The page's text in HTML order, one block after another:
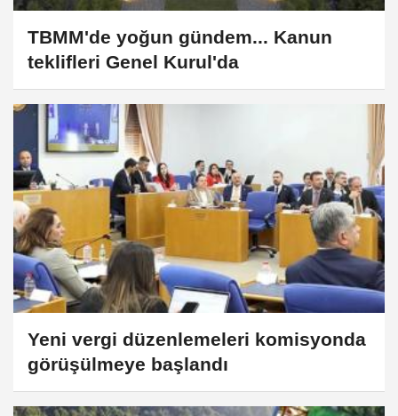
TBMM'de yoğun gündem... Kanun
teklifleri Genel Kurul'da
Yeni vergi düzenlemeleri komisyonda
görüşülmeye başlandı